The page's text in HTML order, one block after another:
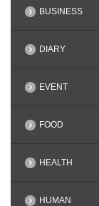
BUSINESS
DIARY
EVENT
FOOD
HEALTH
HUMAN